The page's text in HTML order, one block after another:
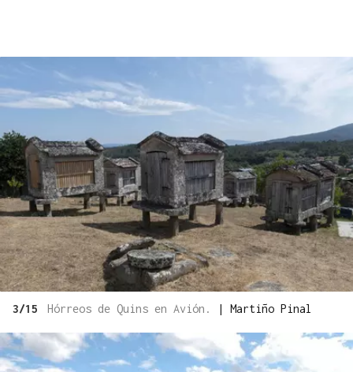
3/15 Hórreos de Quins en Avión. | Martiño Pinal